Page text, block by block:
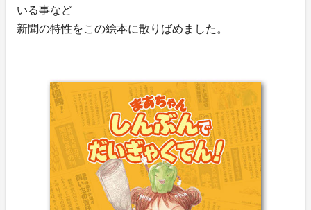
いる事など
新聞の特性をこの絵本に散りばめました。